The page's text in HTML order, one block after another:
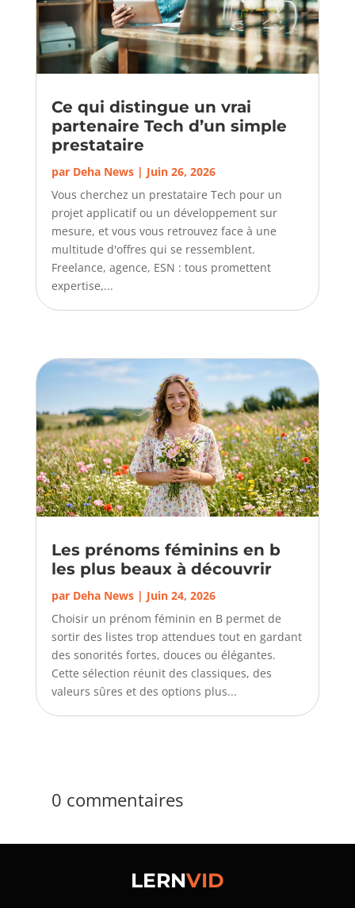
Ce qui distingue un vrai
partenaire Tech d’un simple
prestataire
par Deha News| Juin 26, 2026
Vous cherchez un prestataire Tech pour un
projet applicatif ou un développement sur
mesure, et vous vous retrouvez face à une
multitude d'offres qui se ressemblent.
Freelance, agence, ESN : tous promettent
expertise,...
Les prénoms féminins en b
les plus beaux à découvrir
par Deha News| Juin 24, 2026
Choisir un prénom féminin en B permet de
sortir des listes trop attendues tout en gardant
des sonorités fortes, douces ou élégantes.
Cette sélection réunit des classiques, des
valeurs sûres et des options plus...
0 commentaires
LERNVID